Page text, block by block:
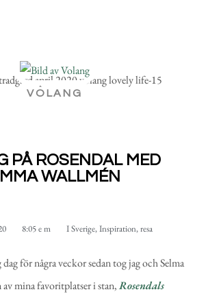
VOLANG
PÅ ROSENDAL MED
WALLMÉN
8:05 e m I Sverige,Inspiration,resa
för några veckor sedan tog jag och Selma
av mina favoritplatser i stan,Rosendals